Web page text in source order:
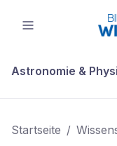
Astronomie &
Startseite /